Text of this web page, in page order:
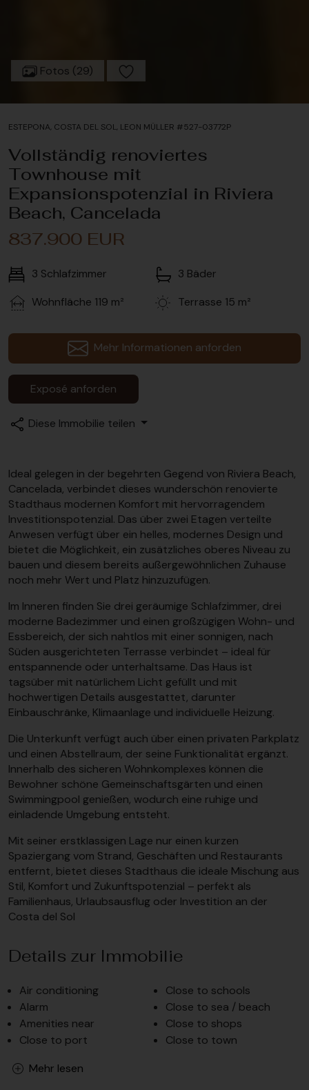
Fotos (29)
ESTEPONA, COSTA DEL SOL, LEON MÜLLER #527-03772P
Vollständig renoviertes
Townhouse mit
Expansionspotenzial in Riviera
Beach, Cancelada
837.900 EUR
3 Schlafzimmer 3 Bäder
Wohnfläche 119 m² Terrasse 15 m²
Mehr Informationen anforden
Exposé anforden
Diese Immobilie teilen
Ideal gelegen in der begehrten Gegend von Riviera Beach,
Cancelada, verbindet dieses wunderschön renovierte
Stadthaus modernen Komfort mit hervorragendem
Investitionspotenzial. Das über zwei Etagen verteilte
Anwesen verfügt über ein helles, modernes Design und
bietet die Möglichkeit, ein zusätzliches oberes Niveau zu
bauen und diesem bereits außergewöhnlichen Zuhause
noch mehr Wert und Platz hinzuzufügen.
Im Inneren finden Sie drei geräumige Schlafzimmer, drei
moderne Badezimmer und einen großzügigen Wohn- und
Essbereich, der sich nahtlos mit einer sonnigen, nach
Süden ausgerichteten Terrasse verbindet – ideal für
entspannende oder unterhaltsame. Das Haus ist
tagsüber mit natürlichem Licht gefüllt und mit
hochwertigen Details ausgestattet, darunter
Einbauschränke, Klimaanlage und individuelle Heizung.
Die Unterkunft verfügt auch über einen privaten Parkplatz
und einen Abstellraum, der seine Funktionalität ergänzt.
Innerhalb des sicheren Wohnkomplexes können die
Bewohner schöne Gemeinschaftsgärten und einen
Swimmingpool genießen, wodurch eine ruhige und
einladende Umgebung entsteht.
Mit seiner erstklassigen Lage nur einen kurzen
Spaziergang vom Strand, Geschäften und Restaurants
entfernt, bietet dieses Stadthaus die ideale Mischung aus
Stil, Komfort und Zukunftspotenzial – perfekt als
Familienhaus, Urlaubsausflug oder Investition an der
Costa del Sol
Details zur Immobilie
Air conditioning
Alarm
Amenities near
Close to port
Close to schools
Close to sea / beach
Close to shops
Close to town
Mehr lesen